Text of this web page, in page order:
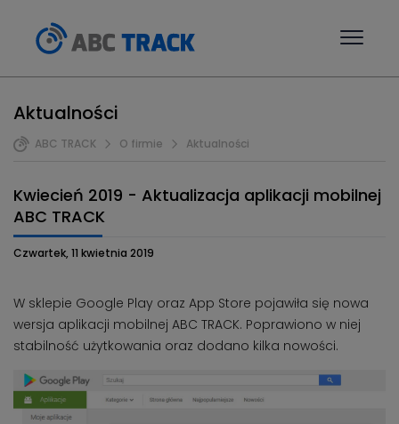
Aktualności
ABC TRACK O firmie Aktualności
Kwiecień 2019 - Aktualizacja aplikacji mobilnej
ABC TRACK
Czwartek, 11 kwietnia 2019
W sklepie Google Play oraz App Store pojawiła się nowa
wersja aplikacji mobilnej ABC TRACK. Poprawiono w niej
stabilność użytkowania oraz dodano kilka nowości.